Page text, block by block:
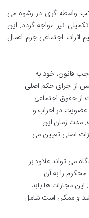
واسطه گری در رشوه می
نیز مواجه گردد. این
اثرات اجتماعی جرم اعمال
قانون، خود به
از اجرای حکم اصلی
از حقوق اجتماعی
عضویت در احزاب و
مدت زمان این
اصلی تعیین می
می تواند علاوه بر
را به آن
این مجازات ها باید
و ممکن است شامل